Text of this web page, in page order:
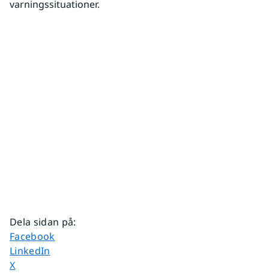
varningssituationer.
Dela sidan på:
Dela sidan på
Facebook
Dela sidan på
LinkedIn
Dela sidan på
X